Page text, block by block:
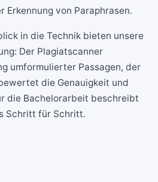
Erkennung von Paraphrasen.
in die Technik bieten unsere
Der Plagiatscanner
umformulierter Passagen, der
die Genauigkeit und
die Bachelorarbeit beschreibt
Schritt für Schritt.